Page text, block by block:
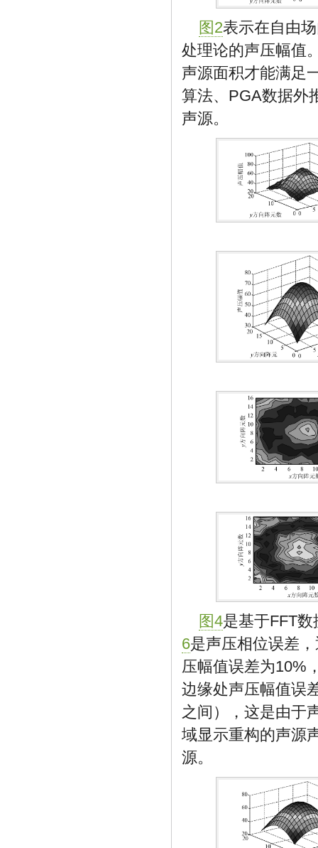
图2表示在自由
处理论的声压幅值
声源面积才能满足
算法、PGA数据外
声源。
图4是基于FFT
6是声压相位误差
压幅值误差为10%
边缘处声压幅值误
之间），这是由于
域显示重构的声源
源。